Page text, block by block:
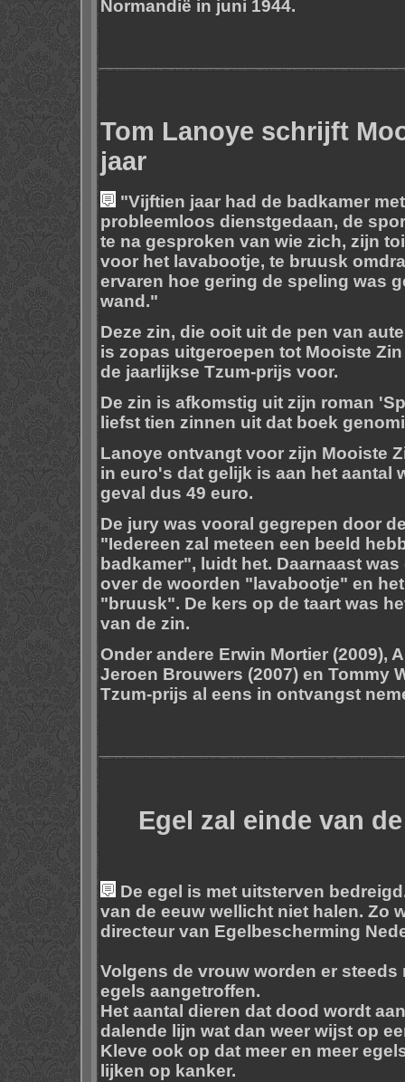
Normandië in juni 1944.
Tom Lanoye schrijft
jaar
"Vijftien jaar had de badkamer
probleemloos dienstgedaan, de
te na gesproken van wie zich, zijn
voor het lavabootje, te bruusk
ervaren hoe gering de speling was
wand."
Deze zin, die ooit uit de pen van
is zopas uitgeroepen tot Mooiste
de jaarlijkse Tzum-prijs voor.
De zin is afkomstig uit zijn roman
liefst tien zinnen uit dat boek
Lanoye ontvangt voor zijn Mooiste
in euro's dat gelijk is aan het aantal
geval dus 49 euro.
De jury was vooral gegrepen door
"Iedereen zal meteen een beeld
badkamer", luidt het. Daarnaast
over de woorden "lavabootje" en
"bruusk". De kers op de taart was
van de zin.
Onder andere Erwin Mortier (2009),
Jeroen Brouwers (2007) en Tommy
Tzum-prijs al eens in ontvangst
Egel zal einde van
De egel is met uitsterven
van de eeuw wellicht niet halen. Zo
directeur van Egelbescherming
Volgens de vrouw worden er steeds
egels aangetroffen.
Het aantal dieren dat dood wordt
dalende lijn wat dan weer wijst op
Kleve ook op dat meer en meer
lijken op kanker.